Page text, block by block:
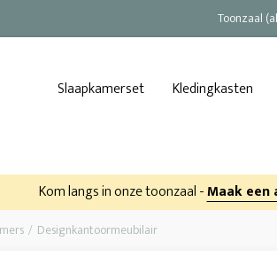
Toonzaal
Slaapkamerset Kledingkasten
Kom langs in onze toonzaal -Maak een
Designkantoormeubilair